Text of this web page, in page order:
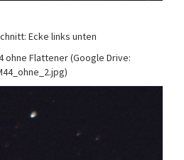
Ecke links unten
ohne Flattener (Google Drive: